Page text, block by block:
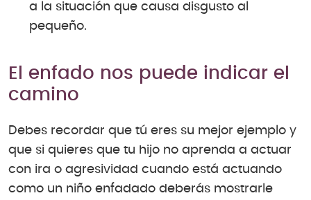
a la situación que causa disgusto al
pequeño.
El enfado nos puede indicar el
camino
Debes recordar que tú eres su mejor ejemplo y
que si quieres que tu hijo no aprenda a actuar
con ira o agresividad cuando está actuando
como un niño enfadado deberás mostrarle